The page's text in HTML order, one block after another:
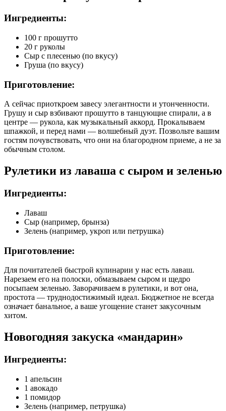
Ингредиенты:
100 г прошутто
20 г руколы
Сыр с плесенью (по вкусу)
Груша (по вкусу)
Приготовление:
А сейчас приоткроем завесу элегантности и утонченности.
Грушу и сыр взбивают прошутто в танцующие спирали, а в
центре — рукола, как музыкальный аккорд. Прокалываем
шпажкой, и перед нами — волшебный дуэт. Позвольте вашим
гостям почувствовать, что они на благородном приеме, а не за
обычным столом.
Рулетики из лаваша с сыром и зеленью
Ингредиенты:
Лаваш
Сыр (например, брынза)
Зелень (например, укроп или петрушка)
Приготовление:
Для почитателей быстрой кулинарии у нас есть лаваш.
Нарезаем его на полоски, обмазываем сыром и щедро
посыпаем зеленью. Заворачиваем в рулетики, и вот она,
простота — труднодостижимый идеал. Бюджетное не всегда
означает банальное, а ваше угощение станет закусочным
хитом.
Новогодняя закуска «мандарин»
Ингредиенты:
1 апельсин
1 авокадо
1 помидор
Зелень (например, петрушка)